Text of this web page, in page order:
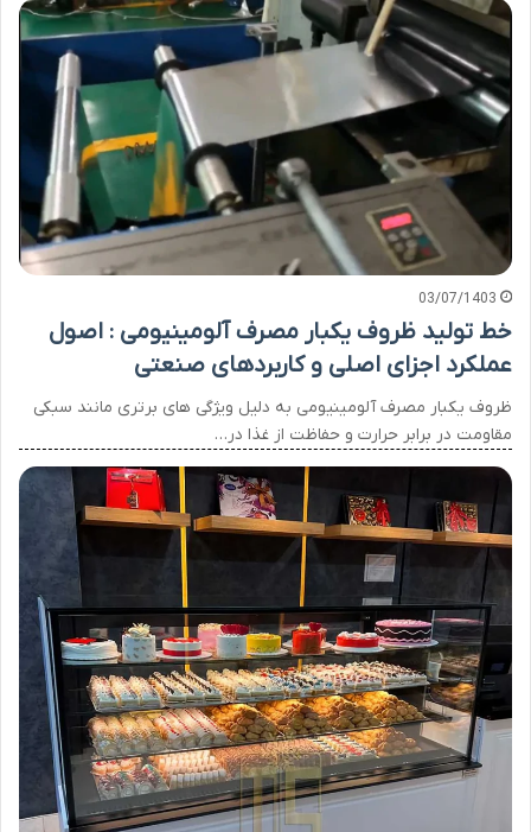
03/07/1403
خط تولید ظروف یکبار مصرف آلومینیومی : اصول
عملکرد اجزای اصلی و کاربردهای صنعتی
ظروف یکبار مصرف آلومینیومی به دلیل ویژگی های برتری مانند سبکی
مقاومت در برابر حرارت و حفاظت از غذا در…